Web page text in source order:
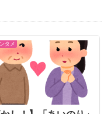
タメ